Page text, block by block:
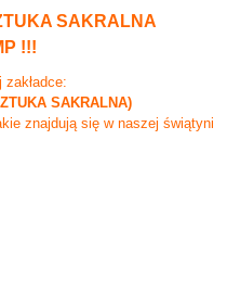
SAKRALNA
!!!
SAKRALNA)
znajdują się w naszej świątyni